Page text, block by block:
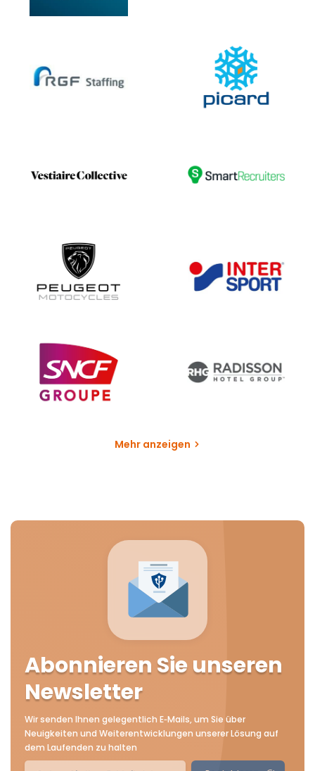
Mehr anzeigen
Abonnieren Sie unseren
Newsletter
Wir senden Ihnen gelegentlich E‑Mails, um Sie über
Neuigkeiten und Weiterentwicklungen unserer Lösung auf
dem Laufenden zu halten